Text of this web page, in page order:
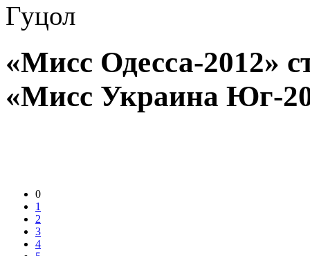
Гуцол
«Мисс Одесса-2012»
«Мисс Украина Юг-
0
1
2
3
4